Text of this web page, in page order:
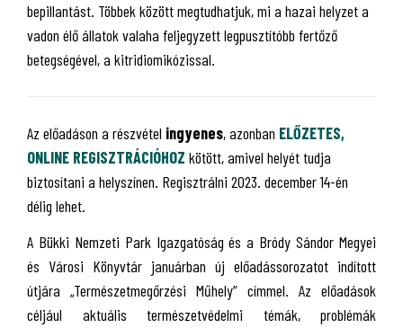
bepillantást. Többek között megtudhatjuk, mi a hazai helyzet a
vadon élő állatok valaha feljegyzett legpusztítóbb fertőző
betegségével, a kitridiomikózissal.
Az előadáson a részvétel ingyenes, azonban ELŐZETES,
ONLINE REGISZTRÁCIÓHOZ kötött, amivel helyét tudja
biztosítani a helyszínen. Regisztrálni 2023. december 14-én
délig lehet.
A Bükki Nemzeti Park Igazgatóság és a Bródy Sándor Megyei
és Városi Könyvtár januárban új előadássorozatot indított
útjára „Természetmegőrzési Műhely” címmel. Az előadások
céljául aktuális természetvédelmi témák, problémák